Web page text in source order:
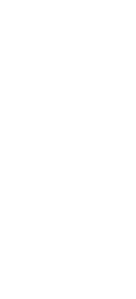
İki farklı CVS çubuk
özellikleri, kullanıcı
Arnica Panna ve
performanslarını ve
Hangi blenderın
Homend 1938H
ve Çoklu Hız
Homend 1938H
ayarlarıyla pratik ve